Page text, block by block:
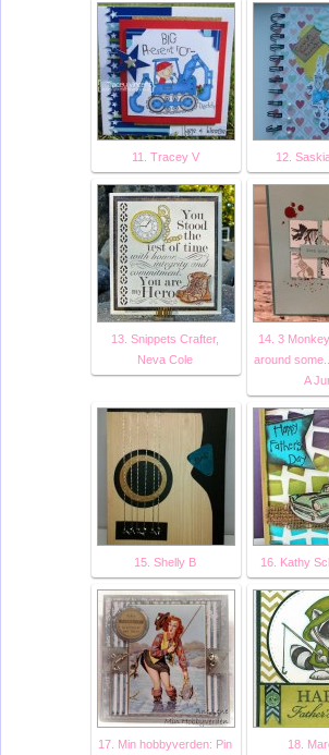
11. Tracey V 12.
13. Snippets Crafter,
Neva Cole
14. 3
around
A
15. Shelly B 16. Kathy
17. Min hobbyverden: Pin
18.